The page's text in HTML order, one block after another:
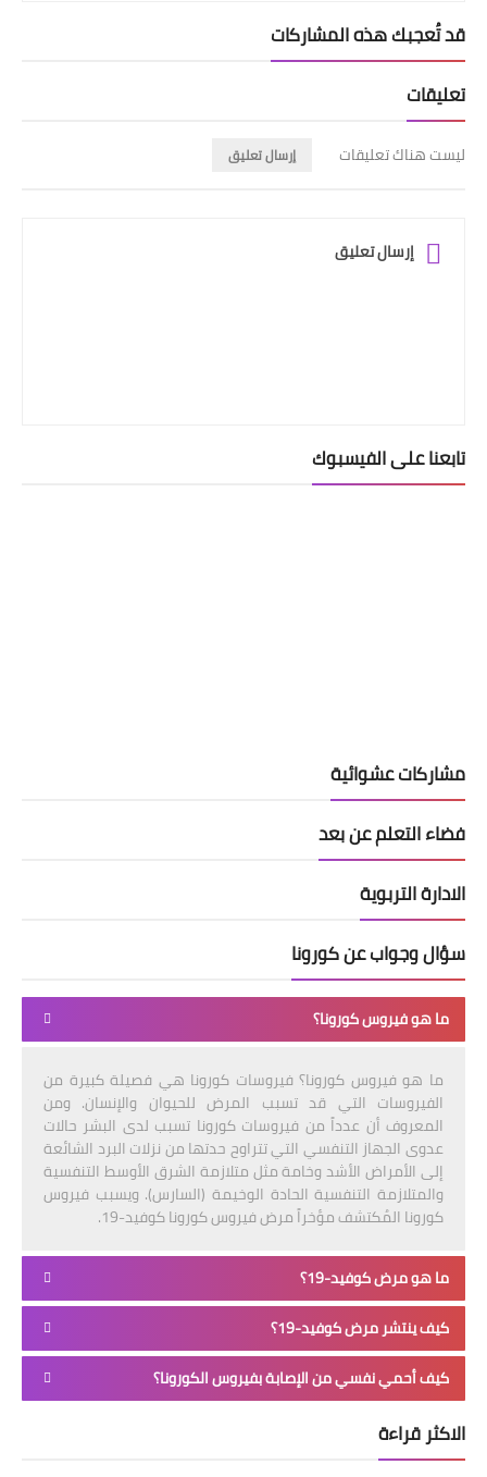
قد تُعجبك هذه المشاركات
تعليقات
ليست هناك تعليقات إرسال تعليق
إرسال تعليق
تابعنا على الفيسبوك
مشاركات عشوائية
فضاء التعلم عن بعد
الادارة التربوية
سؤال وجواب عن كورونا
ما هو فيروس كورونا؟
ما هو فيروس كورونا؟ فيروسات كورونا هي فصيلة كبيرة من
الفيروسات التي قد تسبب المرض للحيوان والإنسان. ومن
المعروف أن عدداً من فيروسات كورونا تسبب لدى البشر حالات
عدوى الجهاز التنفسي التي تتراوح حدتها من نزلات البرد الشائعة
إلى الأمراض الأشد وخامة مثل متلازمة الشرق الأوسط التنفسية
والمتلازمة التنفسية الحادة الوخيمة (السارس). ويسبب فيروس
كورونا المُكتشف مؤخراً مرض فيروس كورونا كوفيد-19.
ما هو مرض كوفيد-19؟
كيف ينتشر مرض كوفيد-19؟
كيف أحمي نفسي من الإصابة بفيروس الكورونا؟
الاكثر قراءة